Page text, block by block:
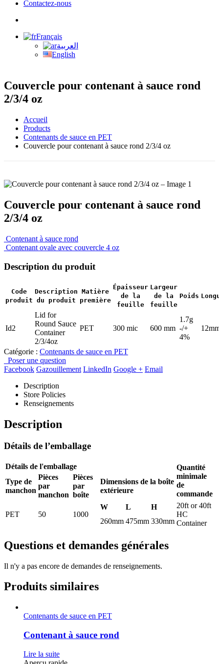
Contactez-nous
Français
العربية
English
Couvercle pour contenant à sauce rond
2/3/4 oz
Accueil
Products
Contenants de sauce en PET
Couvercle pour contenant à sauce rond 2/3/4 oz
Couvercle pour contenant à sauce rond
2/3/4 oz
Contenant à sauce rond
Contenant ovale avec couvercle 4 oz
Description du produit
Code
produit
Description
du produit
Matière
première
Épaisseur
de la
feuille
Largeur
de la
feuille
Poids
Id2
Lid for
Round Sauce
Container
2/3/4oz
PET 300 mic 600 mm
1.7g
-/+
4%
Catégorie : Contenants de sauce en PET
Poser une question
Facebook Gazouillement LinkedIn Google + Email
Description
Store Policies
Renseignements
Description
Détails de l’emballage
Détails de l'emballage
Quantité
minimale
de
commande
Type de
manchon
Pièces
par
manchon
Pièces
par
boîte
Dimensions de la boîte
extérieure
PET 50 1000
W L H
20ft or 40ft
HC
Container
260mm 475mm 330mm
Questions et demandes générales
Il n'y a pas encore de demandes de renseignements.
Produits similaires
Contenants de sauce en PET
Contenant à sauce rond
Lire la suite